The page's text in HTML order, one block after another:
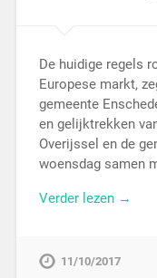
De huidige regels
Europese markt,
gemeente
en gelijktrekken
Overijssel en de
woensdag samen
Verder lezen →
11/10/2017